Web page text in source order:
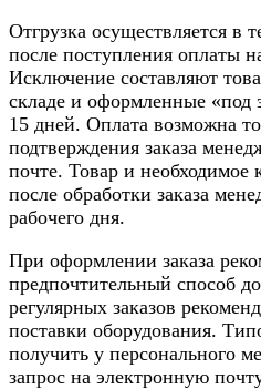
Отгрузка осуществляется в
после поступления оплаты
Исключение составляют
складе и оформленные «под
15 дней. Оплата возможна
подтверждения заказа
почте. Товар и необходимое
после обработки заказа
рабочего дня.
При оформлении заказа
предпочтительный способ
регулярных заказов
поставки оборудования.
получить у персонального
запрос на электронную